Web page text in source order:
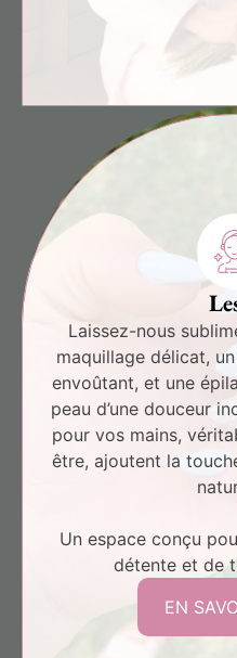
Laissez-nous
maquillage délicat,
envoûtant, et une
peau d’une douceur
pour vos mains,
être, ajoutent la
Un espace conçu
détente et de
EN